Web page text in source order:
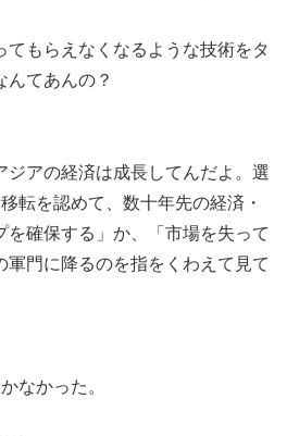
てもらえなくなるような技術をタ
んてあんの？
ジアの経済は成長してんだよ。選
転を認めて、数十年先の経済・
を確保する」か、「市場を失って
軍門に降るのを指をくわえて見て
なかった。